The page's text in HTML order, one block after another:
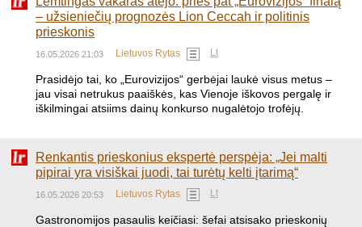
– užsieniečių prognozės Lion Ceccah ir politinis
prieskonis
16.05.2026 21:03 Lietuvos Rytas Lt
Prasidėjo tai, ko „Eurovizijos“ gerbėjai laukė visus metus –
jau visai netrukus paaiškės, kas Vienoje iškovos pergalę ir
iškilmingai atsiims dainų konkurso nugalėtojo trofėjų.
Renkantis prieskonius ekspertė perspėja: „Jei malti
pipirai yra visiškai juodi, tai turėtų kelti įtarimą“
16.05.2026 20:53 Lietuvos Rytas Lt
Gastronomijos pasaulis keičiasi: šefai atsisako prieskonių